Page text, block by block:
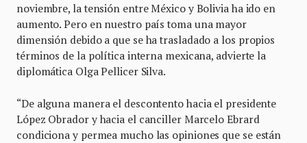
noviembre, la tensión entre México y Bolivia ha ido en
aumento. Pero en nuestro país toma una mayor
dimensión debido a que se ha trasladado a los propios
términos de la política interna mexicana, advierte la
diplomática Olga Pellicer Silva.
“De alguna manera el descontento hacia el presidente
López Obrador y hacia el canciller Marcelo Ebrard
condiciona y permea mucho las opiniones que se están